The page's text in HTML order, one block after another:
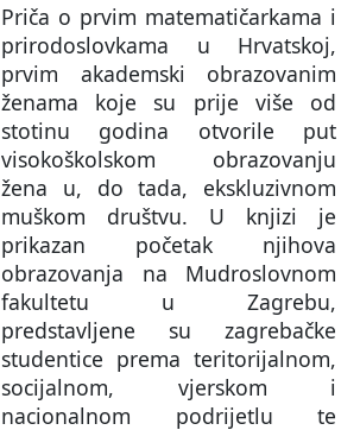
Priča o prvim matematičarkama i
prirodoslovkama u Hrvatskoj,
prvim akademski obrazovanim
ženama koje su prije više od
stotinu godina otvorile put
visokoškolskom obrazovanju
žena u, do tada, ekskluzivnom
muškom društvu. U knjizi je
prikazan početak njihova
obrazovanja na Mudroslovnom
fakultetu u Zagrebu,
predstavljene su zagrebačke
studentice prema teritorijalnom,
socijalnom, vjerskom i
nacionalnom podrijetlu te